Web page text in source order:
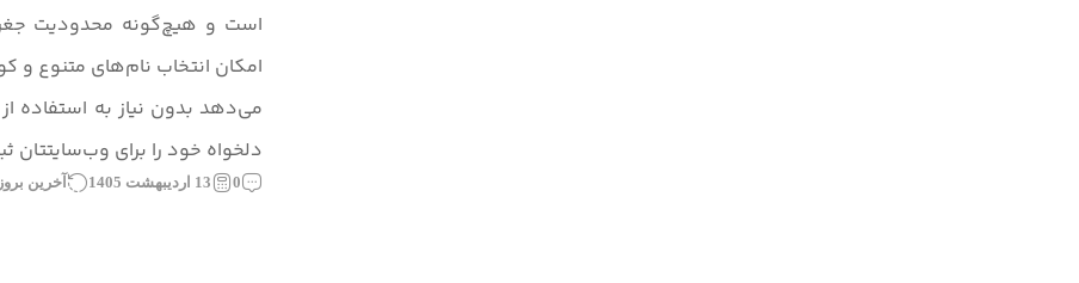
است و هیچ‌گونه محدودیت
امکان انتخاب نام‌های متنوع و
می‌دهد بدون نیاز به استفاده از
دلخواه خود را برای وب‌سایتتان
0 13 اردیبهشت 1405 آخرین